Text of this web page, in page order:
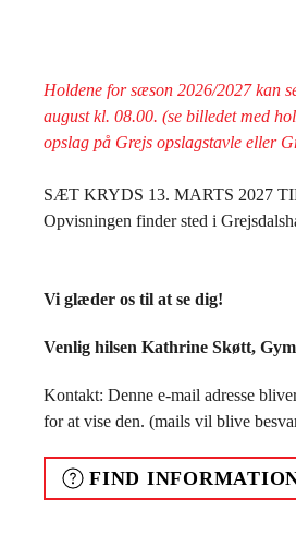
Holdene for sæson 2026/2027 kan
august kl. 08.00. (se billedet med
opslag på Grejs opslagstavle eller
SÆT KRYDS 13. MARTS 2027
Opvisningen finder sted i
Vi glæder os til at se dig!
Venlig hilsen Kathrine Skøtt,
Kontakt: Denne e-mail adresse
for at vise den. (mails vil blive
FIND